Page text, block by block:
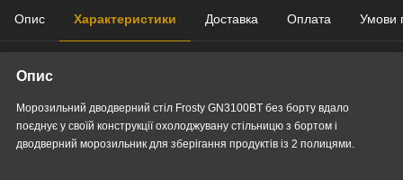
Опис Характеристики Доставка Оплата Умови
Опис
Морозильний дводверний стіл Frosty GN3100BT без борту вдало
поєднує у своїй конструкції охолоджувану стільницю з бортом і
дводверний морозильник для зберігання продуктів із 2 полицями.